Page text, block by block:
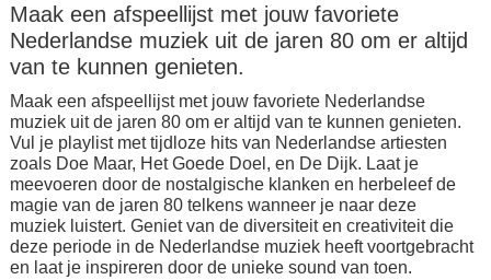
Maak een afspeellijst met jouw favoriete
Nederlandse muziek uit de jaren 80 om er altijd
van te kunnen genieten.
Maak een afspeellijst met jouw favoriete Nederlandse
muziek uit de jaren 80 om er altijd van te kunnen genieten.
Vul je playlist met tijdloze hits van Nederlandse artiesten
zoals Doe Maar, Het Goede Doel, en De Dijk. Laat je
meevoeren door de nostalgische klanken en herbeleef de
magie van de jaren 80 telkens wanneer je naar deze
muziek luistert. Geniet van de diversiteit en creativiteit die
deze periode in de Nederlandse muziek heeft voortgebracht
en laat je inspireren door de unieke sound van toen.